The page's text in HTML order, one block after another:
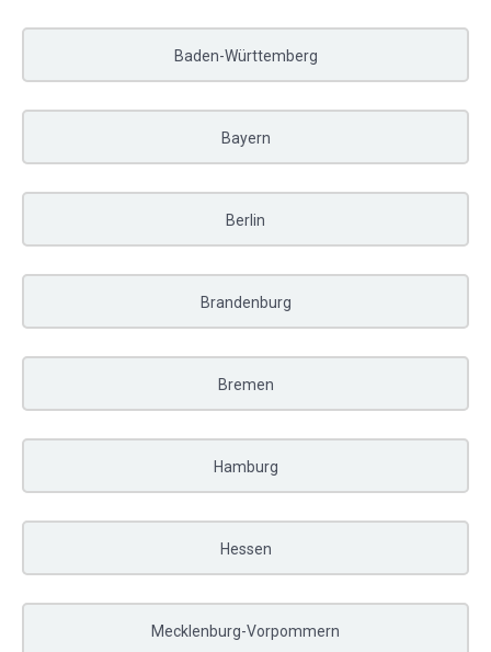
Baden-Württemberg
Bayern
Berlin
Brandenburg
Bremen
Hamburg
Hessen
Mecklenburg-Vorpommern